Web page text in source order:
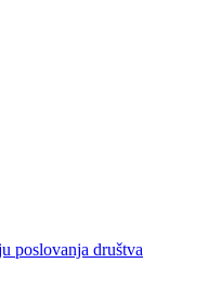
poslovanja društva